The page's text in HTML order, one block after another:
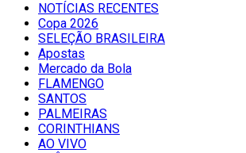
NOTÍCIAS RECENTES
Copa 2026
SELEÇÃO BRASILEIRA
Apostas
Mercado da Bola
FLAMENGO
SANTOS
PALMEIRAS
CORINTHIANS
AO VIVO